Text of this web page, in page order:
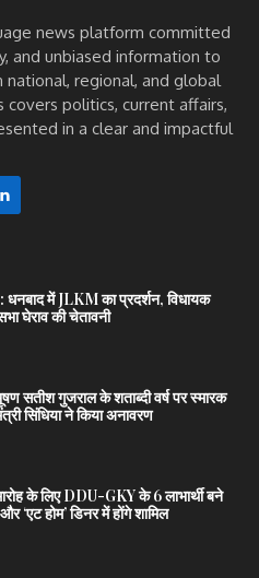
news platform committed
and unbiased information to
regional, and global
politics, current affairs,
in a clear and impactful
में JLKM का प्रदर्शन, विधायक
घेराव की चेतावनी
सतीश गुजराल के शताब्दी वर्ष पर स्मारक
सिंधिया ने किया अनावरण
के लिए DDU-GKY के 6 लाभार्थी बने
‘एट होम’ डिनर में होंगे शामिल